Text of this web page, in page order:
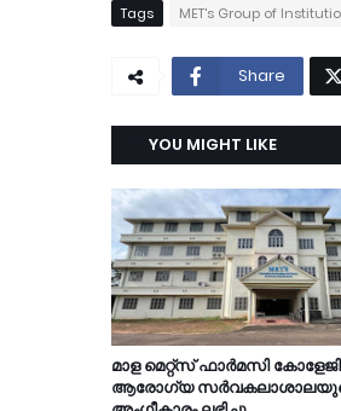
Tags MET's Group of
Share
YOU MIGHT LIKE
മാള മെറ്റ്സ് ഫാർമസി
ആരോഗ്യ